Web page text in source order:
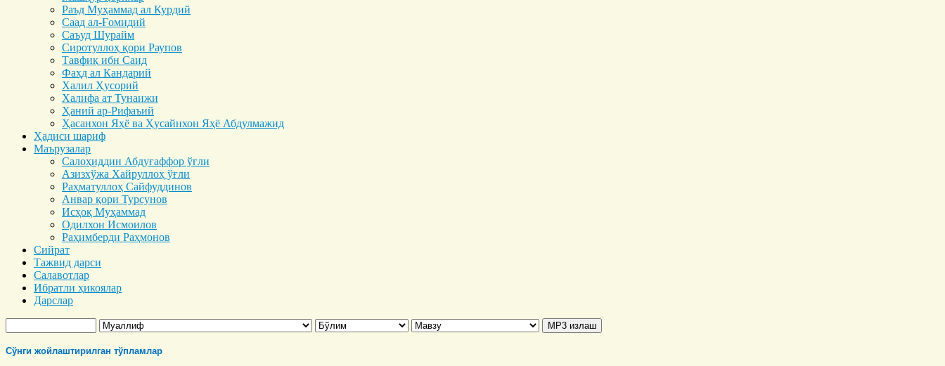
Раъд Муҳаммад ал Курдий
Саад ал-Ғомидий
Саъуд Шурайм
Сиротуллоҳ қори Раупов
Тавфиқ ибн Саид
Фаҳд ал Кандарий
Халил Ҳусорий
Халифа ат Тунаижи
Ҳаний ар-Рифаъий
Ҳасанхон Яҳё ва Ҳусайнхон Яҳё Абдулмажид
Ҳадиси шариф
Маърузалар
Салоҳиддин Абдуғаффор ўғли
Азизхўжа Хайруллоҳ ўғли
Раҳматуллоҳ Сайфуддинов
Анвар қори Турсунов
Исҳоқ Муҳаммад
Одилхон Исмоилов
Раҳимберди Раҳмонов
Сийрат
Тажвид дарси
Салавотлар
Ибратли ҳикоялар
Дарслар
Сўнги жойлаштирилган тўпламлар